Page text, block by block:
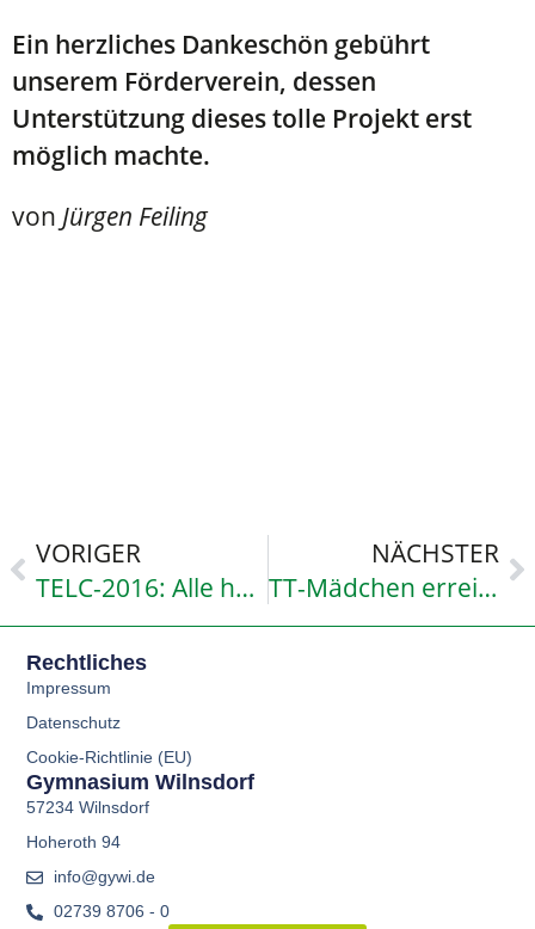
Ein herzliches Dankeschön gebührt
unserem Förderverein, dessen
Unterstützung dieses tolle Projekt erst
möglich machte.
von Jürgen Feiling
VORIGER
TELC-2016: Alle haben bestanden
NÄCHSTER
TT-Mädchen erreichen zum 3-mal das Landesfinale in D
Rechtliches
Impressum
Datenschutz
Cookie-Richtlinie (EU)
Gymnasium Wilnsdorf
57234 Wilnsdorf
Hoheroth 94
info@gywi.de
02739 8706 - 0